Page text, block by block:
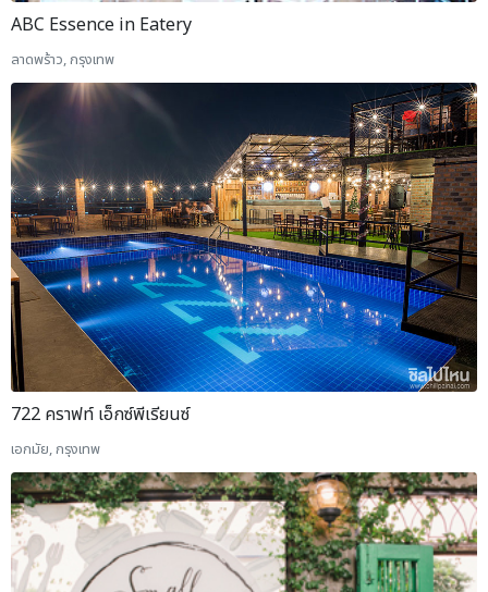
ABC Essence in Eatery
ลาดพร้าว, กรุงเทพ
722 คราฟท์ เอ็กซ์พีเรียนซ์
เอกมัย, กรุงเทพ